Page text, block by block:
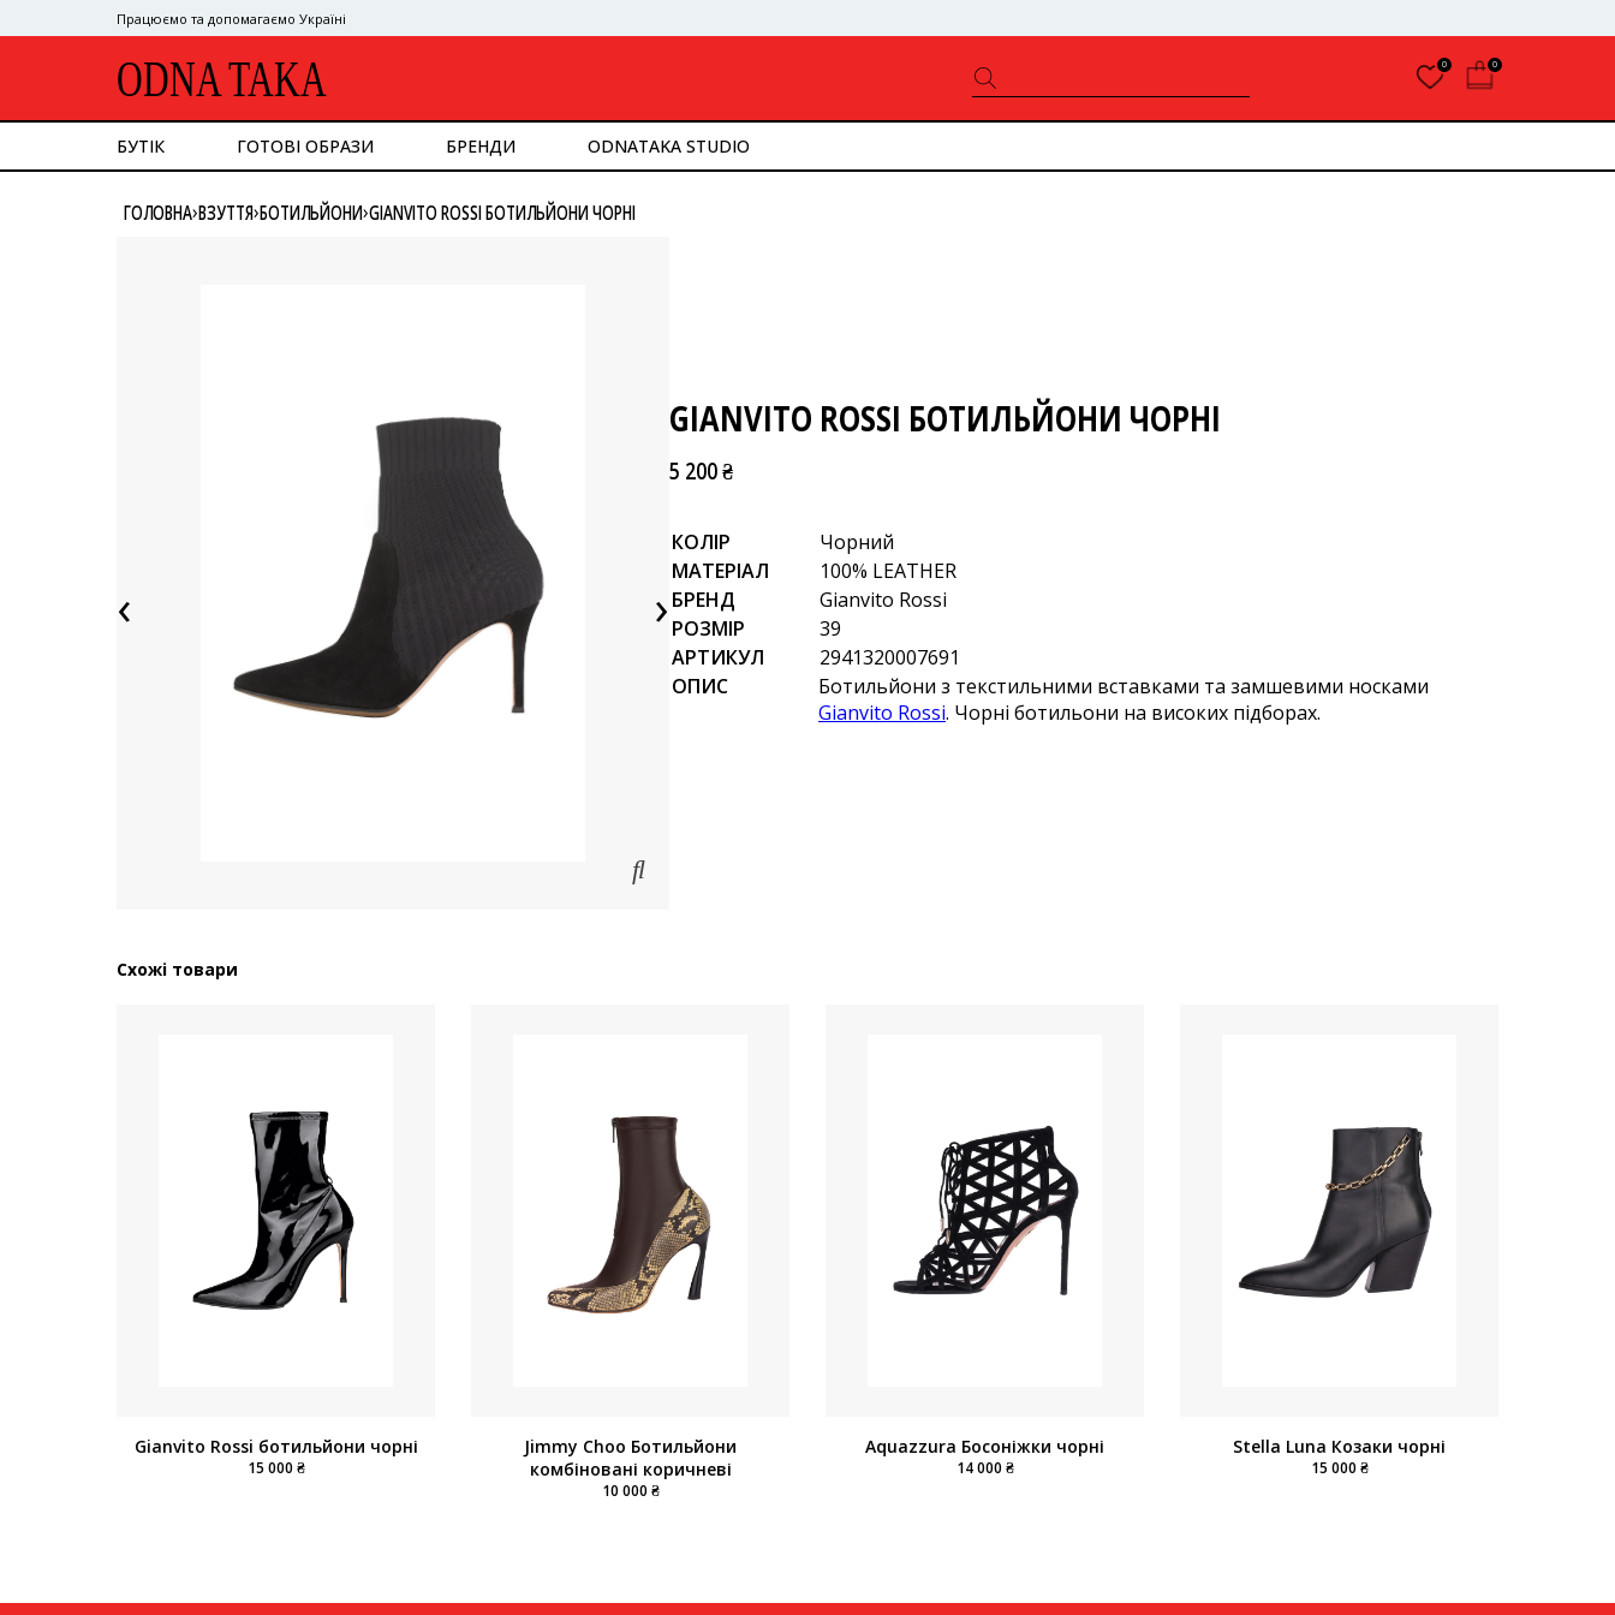
Працюємо та допомагаємо Україні
ODNA TAKA 0 0
БУТІК
ВЕРХНІЙ ОДЯГ
ГОТОВІ ОБРАЗИ БРЕНДИ ODNATAKA STUDIO
ГОЛОВНА›ВЗУТТЯ›БОТИЛЬЙОНИ›GIANVITO ROSSI БОТИЛЬЙОНИ ЧОРНІ
‹ ›
GIANVITO ROSSI БОТИЛЬЙОНИ ЧОРНІ
5 200 ₴
КОЛІР
Чорний
МАТЕРІАЛ
100% LEATHER
БРЕНД
Gianvito Rossi
РОЗМІР
39
АРТИКУЛ
2941320007691
ОПИС
Ботильйони з текстильними вставками та замшевими носками
Gianvito Rossi. Чорні ботильони на високих підборах.
Схожі товари
Gianvito Rossi ботильйони чорні
15 000 ₴
Jimmy Choo Ботильйони
комбіновані коричневі
10 000 ₴
Aquazzura Босоніжки чорні
14 000 ₴
Stella Luna Козаки чорні
15 000 ₴